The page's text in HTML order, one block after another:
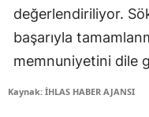
değerlendiriliyor.
başarıyla
memnuniyetini dile
Kaynak: İHLAS HABER AJANSI